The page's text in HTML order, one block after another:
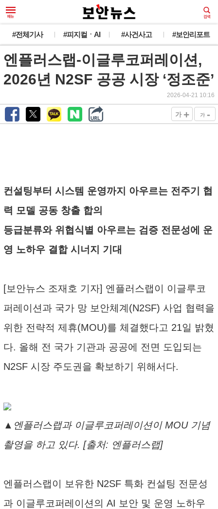
#전체기사 #피지컬ㆍAI #사건사고 #보안리포트
엔플러스랩-이글루코퍼레이션,
2026년 N2SF 공공 시장 ‘정조준’
2026-04-21 10:16
가 + 가 -
컨설팅부터 시스템 운영까지 아우르는 전주기 협
력 모델 공동 창출 합의
등급분류와 위협식별 아우르는 검증 전문성에 운
영 노하우 결합 시너지 기대
[보안뉴스 조재호 기자] 엔플러스랩이 이글루코
퍼레이션과 국가 망 보안체계(N2SF) 사업 협력을
위한 전략적 제휴(MOU)를 체결했다고 21일 밝혔
다. 올해 전 국가 기관과 공공에 전면 도입되는
N2SF 시장 주도권을 확보하기 위해서다.
▲엔플러스랩과 이글루코퍼레이션이 MOU 기념
촬영을 하고 있다. [출처: 엔플러스랩]
엔플러스랩이 보유한 N2SF 특화 컨설팅 전문성
과 이글루코퍼레이션의 AI 보안 및 운영 노하우